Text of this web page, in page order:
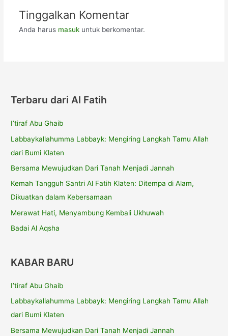
Tinggalkan Komentar
Anda harus masukuntuk berkomentar.
Terbaru dari Al Fatih
I’tiraf Abu Ghaib
Labbaykallahumma Labbayk: Mengiring Langkah Tamu Allah
dari Bumi Klaten
Bersama Mewujudkan Dari Tanah Menjadi Jannah
Kemah Tangguh Santri Al Fatih Klaten: Ditempa di Alam,
Dikuatkan dalam Kebersamaan
Merawat Hati, Menyambung Kembali Ukhuwah
Badai Al Aqsha
KABAR BARU
I’tiraf Abu Ghaib
Labbaykallahumma Labbayk: Mengiring Langkah Tamu Allah
dari Bumi Klaten
Bersama Mewujudkan Dari Tanah Menjadi Jannah